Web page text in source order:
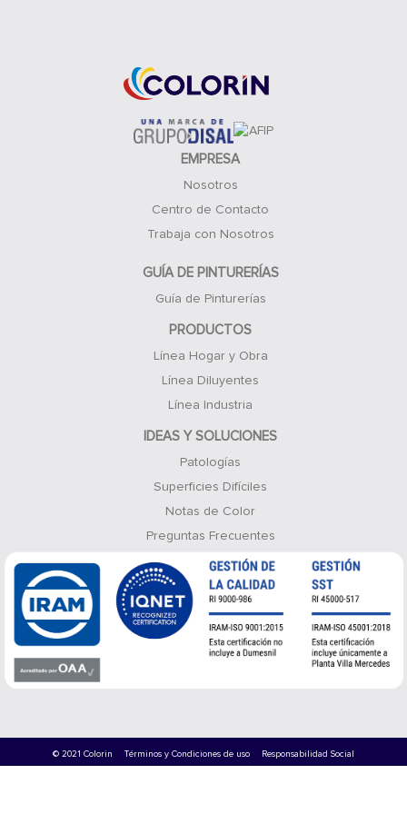
EMPRESA
Nosotros
Centro de Contacto
Trabaja con Nosotros
GUÍA DE PINTURERÍAS
Guía de Pinturerías
PRODUCTOS
Línea Hogar y Obra
Línea Diluyentes
Línea Industria
IDEAS Y SOLUCIONES
Patologías
Superficies Difíciles
Notas de Color
Preguntas Frecuentes
© 2021 Colorin Términos y Condiciones de uso Responsabilidad Social